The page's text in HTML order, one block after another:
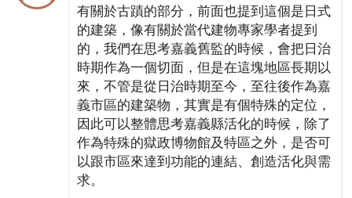
有關於古蹟的部分，前面也提到這個是日式
的建築，像有關於當代建物專家學者提到
的，我們在思考嘉義舊監的時候，會把日治
時期作為一個切面，但是在這塊地區長期以
來，不管是從日治時期至今，至往後作為嘉
義市區的建築物，其實是有個特殊的定位，
因此可以整體思考嘉義縣活化的時候，除了
作為特殊的獄政博物館及特區之外，是否可
以跟市區來達到功能的連結、創造活化與需
求。